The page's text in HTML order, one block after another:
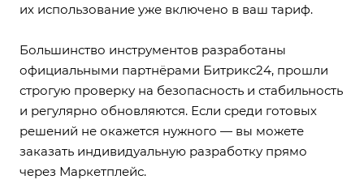
их использование уже включено в ваш тариф.
Большинство инструментов разработаны
официальными партнёрами Битрикс24, прошли
строгую проверку на безопасность и стабильность
и регулярно обновляются. Если среди готовых
решений не окажется нужного — вы можете
заказать индивидуальную разработку прямо
через Маркетплейс.